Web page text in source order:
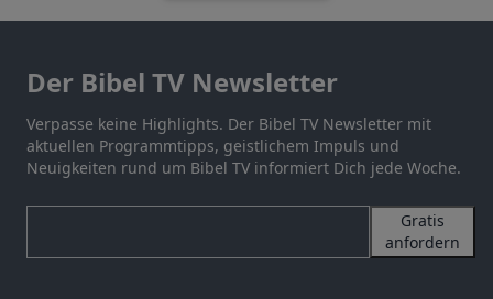
Der Bibel TV Newsletter
Verpasse keine Highlights. Der Bibel TV Newsletter mit
aktuellen Programmtipps, geistlichem Impuls und
Neuigkeiten rund um Bibel TV informiert Dich jede Woche.
Gratis
anfordern